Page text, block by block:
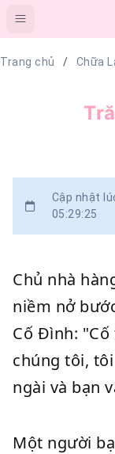
Trang chủ Chữa
Cập nhật
05:29:25
Chủ nhà
niềm nở
Cố Đình:
chúng tôi,
ngài và bạn
Một người